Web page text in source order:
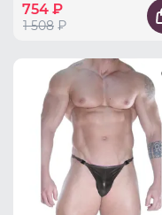
754 ₽
1 508 ₽